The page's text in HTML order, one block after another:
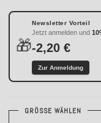
🎁
Newsletter Vorteil
Jetzt anmelden und
-2,20 €
Zur Anmeldung
GRÖSSE WÄHLEN